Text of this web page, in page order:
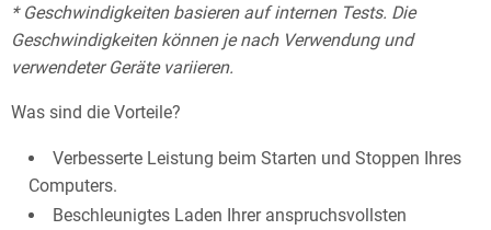
* Geschwindigkeiten basieren auf internen Tests. Die
Geschwindigkeiten können je nach Verwendung und
verwendeter Geräte variieren.
Was sind die Vorteile?
Verbesserte Leistung beim Starten und Stoppen Ihres
Computers.
Beschleunigtes Laden Ihrer anspruchsvollsten